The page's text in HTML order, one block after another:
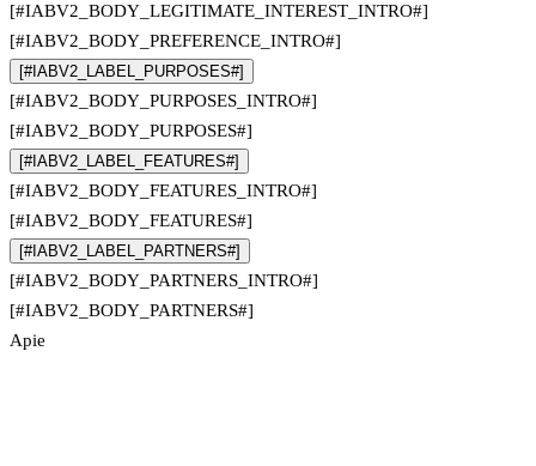
[#IABV2_BODY_LEGITIMATE_INTEREST_INTRO#]
[#IABV2_BODY_PREFERENCE_INTRO#]
[#IABV2_LABEL_PURPOSES#]
[#IABV2_BODY_PURPOSES_INTRO#]
[#IABV2_BODY_PURPOSES#]
[#IABV2_LABEL_FEATURES#]
[#IABV2_BODY_FEATURES_INTRO#]
[#IABV2_BODY_FEATURES#]
[#IABV2_LABEL_PARTNERS#]
[#IABV2_BODY_PARTNERS_INTRO#]
[#IABV2_BODY_PARTNERS#]
Apie